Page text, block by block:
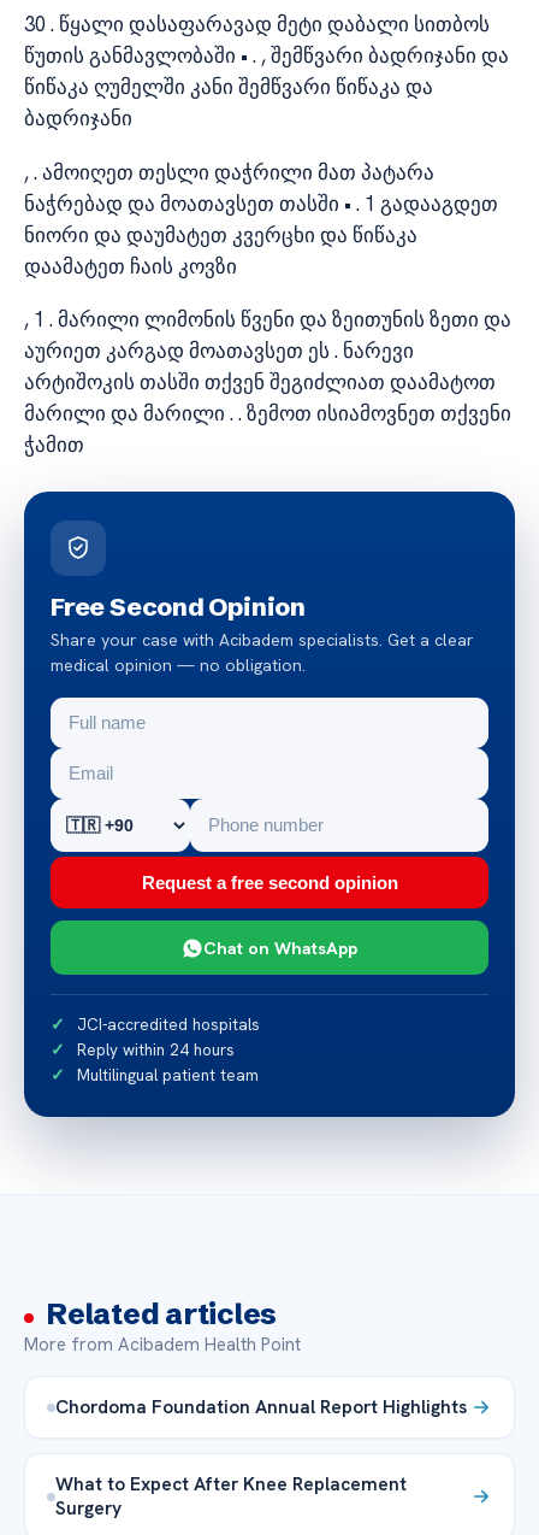
30 . წყალი დასაფარავად მეტი დაბალი სითბოს
წუთის განმავლობაში • . , შემწვარი ბადრიჯანი და
წიწაკა ღუმელში კანი შემწვარი წიწაკა და
ბადრიჯანი
, . ამოიღეთ თესლი დაჭრილი მათ პატარა
ნაჭრებად და მოათავსეთ თასში • . 1 გადააგდეთ
ნიორი და დაუმატეთ კვერცხი და წიწაკა
დაამატეთ ჩაის კოვზი
, 1 . მარილი ლიმონის წვენი და ზეითუნის ზეთი და
აურიეთ კარგად მოათავსეთ ეს . ნარევი
არტიშოკის თასში თქვენ შეგიძლიათ დაამატოთ
მარილი და მარილი . . ზემოთ ისიამოვნეთ თქვენი
ჭამით
Free Second Opinion
Share your case with Acibadem specialists. Get a clear
medical opinion — no obligation.
Request a free second opinion
Chat on WhatsApp
JCI-accredited hospitals
Reply within 24 hours
Multilingual patient team
Related articles
More from Acibadem Health Point
Chordoma Foundation Annual Report Highlights
What to Expect After Knee Replacement
Surgery